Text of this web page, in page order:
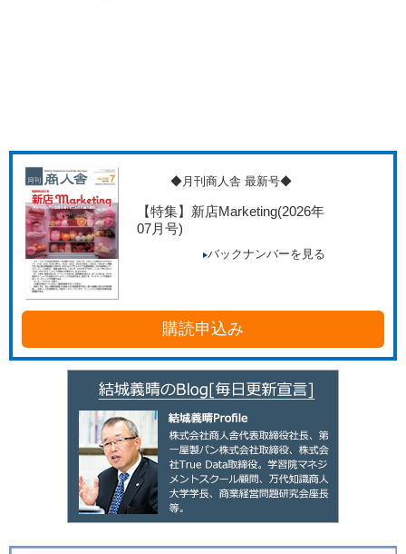
◆月刊商人舎 最新号◆
【特集】新店Marketing(2026年
07月号)
バックナンバーを見る
購読申込み